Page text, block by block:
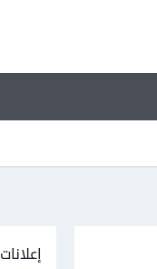
إعلانات